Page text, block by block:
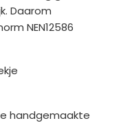
Daarom
NEN12586
handgemaakte